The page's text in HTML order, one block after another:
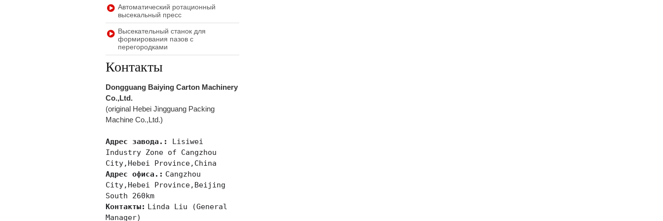
Автоматический ротационный
высекальный пресс
Высекательный станок для
формирования пазов с
перегородками
Контакты
Dongguang Baiying Carton Machinery
Co.,Ltd.
(original Hebei Jingguang Packing
Machine Co.,Ltd.)
Адрес завода.:
Lisiwei
Industry Zone of Cangzhou
City,Hebei Province,China
Адрес офиса.: Cangzhou
City,Hebei Province,Beijing
South 260km
Контакты: Linda Liu (General
Manager)